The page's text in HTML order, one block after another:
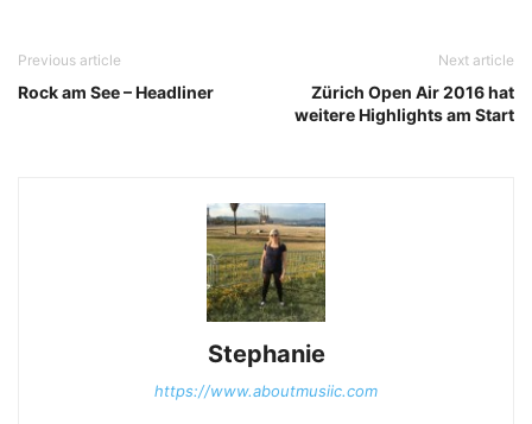
Previous article
Rock am See – Headliner
Next article
Zürich Open Air 2016 hat
weitere Highlights am Start
Stephanie
https://www.aboutmusiic.com